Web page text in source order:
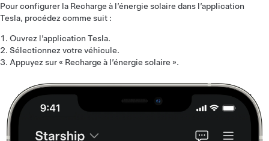
Pour configurer la Recharge à l’énergie solaire dans l’application
Tesla, procédez comme suit :
Ouvrez l’application Tesla.
Sélectionnez votre véhicule.
Appuyez sur « Recharge à l’énergie solaire ».